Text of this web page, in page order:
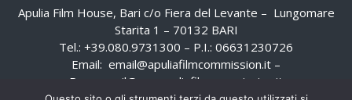
Apulia Film House, Bari c/o Fiera del Levante – Lungomare
Starita 1 – 70132 BARI
Tel.: +39.080.9731300 – P.I.: 06631230726
Email: email@apuliafilmcommission.it –
Pec:
email@pec.apuliafilmcommission.it